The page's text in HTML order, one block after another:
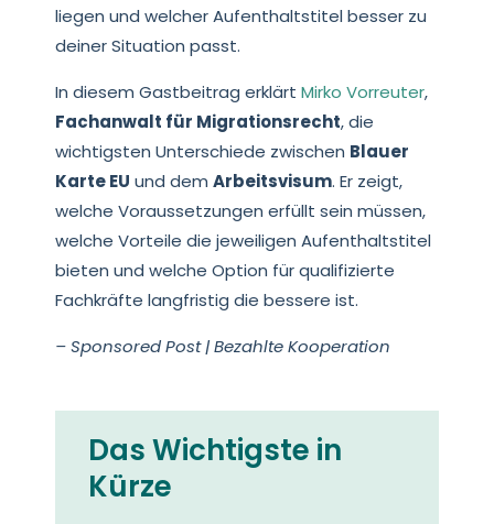
liegen und welcher Aufenthaltstitel besser zu
deiner Situation passt.
In diesem Gastbeitrag erklärt Mirko Vorreuter,
Fachanwalt für Migrationsrecht, die
wichtigsten Unterschiede zwischen Blauer
Karte EU und dem Arbeitsvisum. Er zeigt,
welche Voraussetzungen erfüllt sein müssen,
welche Vorteile die jeweiligen Aufenthaltstitel
bieten und welche Option für qualifizierte
Fachkräfte langfristig die bessere ist.
– Sponsored Post | Bezahlte Kooperation
Das Wichtigste in
Kürze